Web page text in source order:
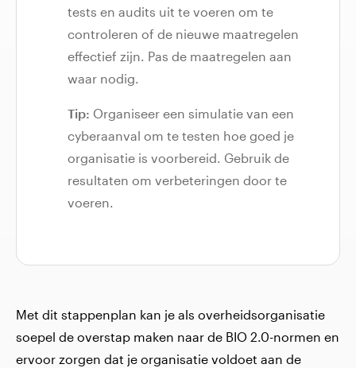
tests en audits uit te voeren om te
controleren of de nieuwe maatregelen
effectief zijn. Pas de maatregelen aan
waar nodig.
Tip: Organiseer een simulatie van een
cyberaanval om te testen hoe goed je
organisatie is voorbereid. Gebruik de
resultaten om verbeteringen door te
voeren.
Met dit stappenplan kan je als overheidsorganisatie
soepel de overstap maken naar de BIO 2.0-normen en
ervoor zorgen dat je organisatie voldoet aan de